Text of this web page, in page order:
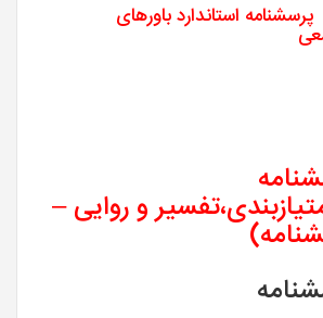
استاندارد باورهای
و روایی –